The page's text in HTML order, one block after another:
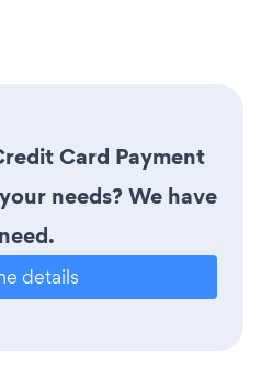
Card Payment
needs? We have
details